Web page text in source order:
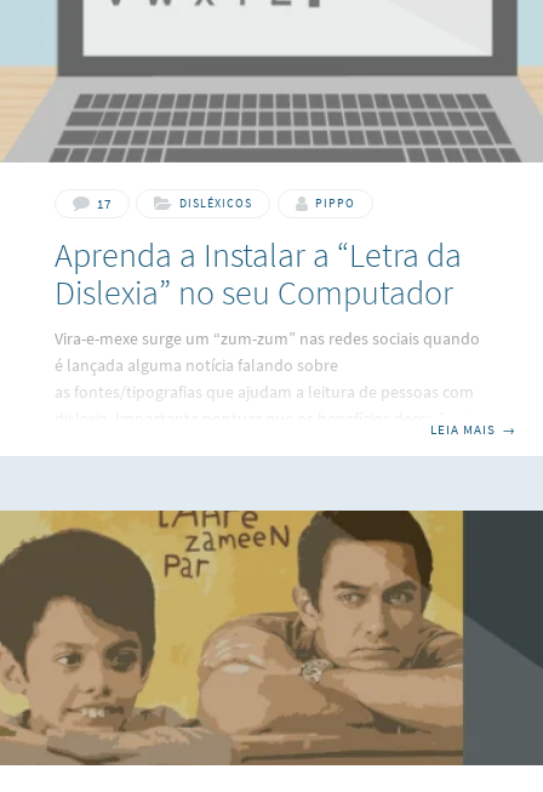
17 DISLÉXICOS PIPPO
Aprenda a Instalar a “Letra da
Dislexia” no seu Computador
Vira-e-mexe surge um “zum-zum” nas redes sociais quando
é lançada alguma notícia falando sobre
as fontes/tipografias que ajudam a leitura de pessoas com
descobriram que o OpenDyslexic não melhorou
significativamente o tempo de leitura nem contribuiu para a
fixação ocular, os estudos de Wery e Diliberto (2016)
também não encontraram melhora na taxa
LEIA MAIS →